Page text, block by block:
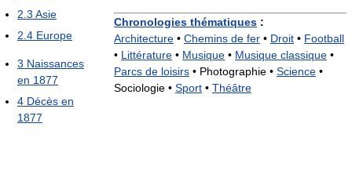
Chronologies thématiques :
Architecture • Chemins de fer • Droit • Football
• Littérature • Musique • Musique classique •
Parcs de loisirs • Photographie • Science •
Sociologie • Sport • Théâtre
2.3 Asie
2.4 Europe
3 Naissances
en 1877
4 Décès en
1877